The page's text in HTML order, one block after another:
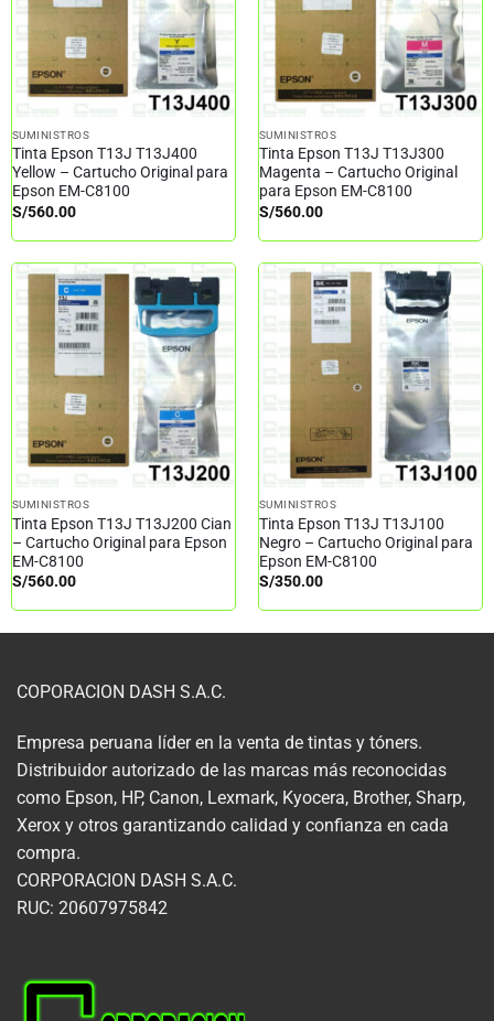
SUMINISTROS
Tinta Epson T13J T13J400
Yellow – Cartucho Original para
Epson EM-C8100
S/560.00
SUMINISTROS
Tinta Epson T13J T13J300
Magenta – Cartucho Original
para Epson EM-C8100
S/560.00
SUMINISTROS
Tinta Epson T13J T13J200 Cian
– Cartucho Original para Epson
EM-C8100
S/560.00
SUMINISTROS
Tinta Epson T13J T13J100
Negro – Cartucho Original para
Epson EM-C8100
S/350.00
COPORACION DASH S.A.C.
Empresa peruana líder en la venta de tintas y tóners.
Distribuidor autorizado de las marcas más reconocidas
como Epson, HP, Canon, Lexmark, Kyocera, Brother, Sharp,
Xerox y otros garantizando calidad y confianza en cada
compra.
CORPORACION DASH S.A.C.
RUC: 20607975842